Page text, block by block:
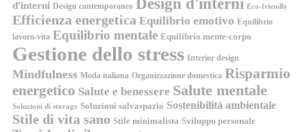
d'interni Design contemporaneo Eco-friendly
Efficienza energetica Equilibrio emotivo Equilibrio
lavoro-vita Equilibrio mentale Equilibrio mente-corpo
Gestione dello stress Interior design
Mindfulness Moda italiana Organizzazione domestica Risparmio
energetico Salute e benessere Salute mentale
Soluzioni di storage Soluzioni salvaspazio Sostenibilità ambientale
Stile di vita sano Stile minimalista Sviluppo personale